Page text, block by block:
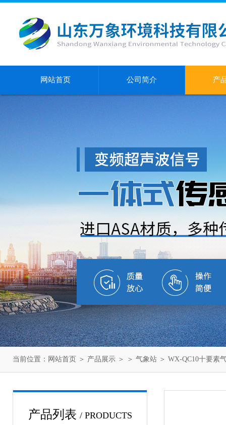
网站首页 公司简介 产
当前位置： 网站首页 ＞ 产品展示 ＞ ＞ 气象站 ＞ WX-QC10十要素
产品列表 / PRODUCTS